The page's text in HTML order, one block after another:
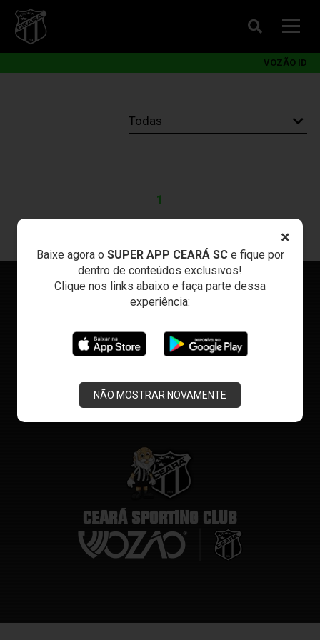
×
Baixe agora o SUPER APP CEARÁ SCe fique por
dentro de conteúdos exclusivos!
Clique nos links abaixo e faça parte dessa
experiência:
NÃO MOSTRAR NOVAMENTE
VOZÃO ID
1
CEARÁ SPORTING CLUB